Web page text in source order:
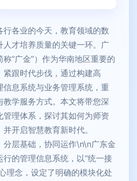
行各业的今天，教育领域的数
人才培养质量的关键一环。广
“广金”）作为华南地区重要的
跟时代步伐，通过构建高
信息系统与业务管理系统，重
教学服务方式。本文将带您深
管理体系，探讨其如何为师资
开启智慧教育新时代。
层基础，协同运作\n\n广东金
的管理信息系统，以“统一接
理念，设定了明确的模块化处